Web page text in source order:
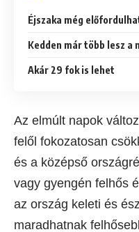
Éjszaka még
Kedden már több lesz a
Akár 29 fok is lehet
Az elmúlt napok
felől fokozatosan
és a középső
vagy gyengén felhős
az ország keleti és
maradhatnak